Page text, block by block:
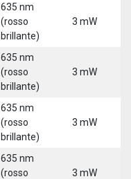
635 nm
(rosso
brillante)
3 mW
635 nm
(rosso
brillante)
3 mW
635 nm
(rosso
brillante)
3 mW
635 nm
(rosso
3 mW